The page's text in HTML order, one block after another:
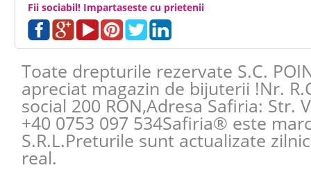
Fii sociabil! Impartaseste cu prietenii
Toate drepturile rezervate S.C.
apreciat magazin de bijuterii !Nr.
social 200 RON,Adresa Safiria: Str.
+40 0753 097 534Safiria® este
S.R.L.Preturile sunt actualizate
real.